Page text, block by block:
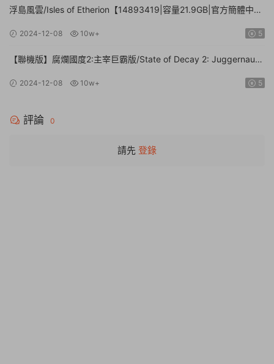
浮島風雲/Isles of Etherion【14893419|容量21.9GB|官方簡體中
2024-12-08 10w+ 5
【聯機版】腐爛國度2:主宰巨霸版/State of Decay 2: Juggernaut
2024-12-08 10w+ 5
評論 0
請先 登錄